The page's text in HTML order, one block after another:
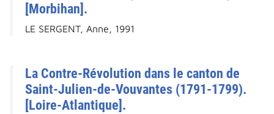
[Morbihan].
LE SERGENT, Anne, 1991
La Contre-Révolution dans le canton de
Saint-Julien-de-Vouvantes (1791-1799).
[Loire-Atlantique].